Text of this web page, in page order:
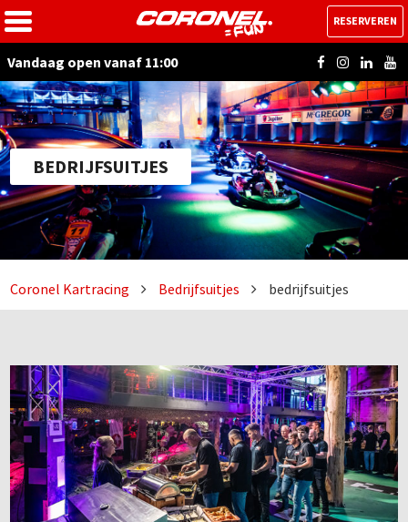
Vandaag open vanaf 11:00
RESERVEREN
BEDRIJFSUITJES
Coronel Kartracing Bedrijfsuitjes bedrijfsuitjes